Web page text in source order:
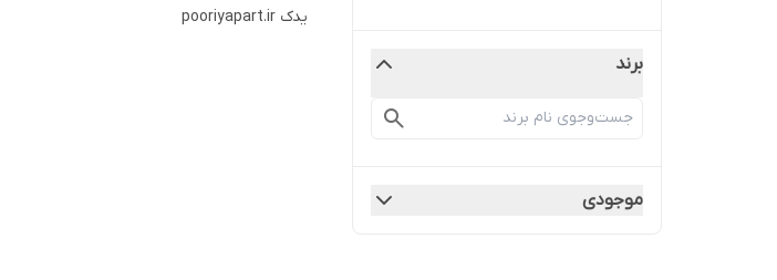
برند
موجودی
یدک pooriyapart.ir